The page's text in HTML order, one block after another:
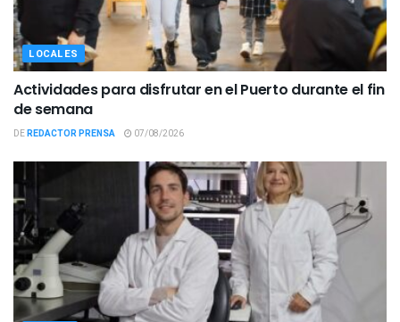
LOCALES
Actividades para disfrutar en el Puerto durante el fin
de semana
DEREDACTOR PRENSA 07/08/2026